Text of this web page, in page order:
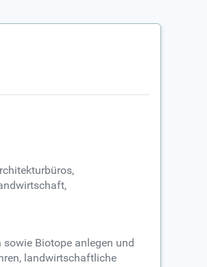
Biotope anlegen und
landwirtschaftliche